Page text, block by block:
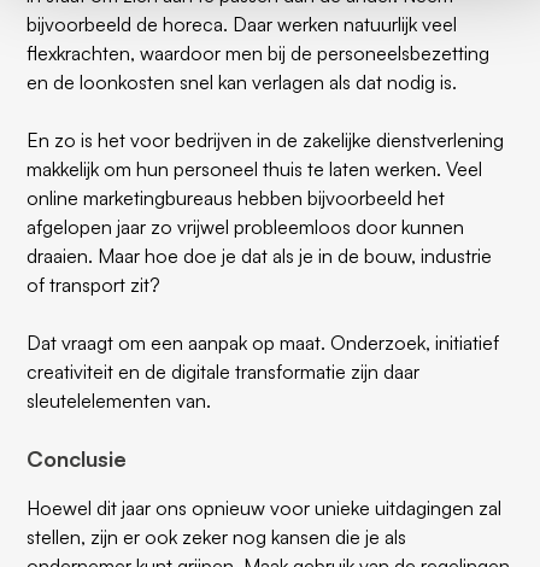
bijvoorbeeld de horeca. Daar werken natuurlijk veel
flexkrachten, waardoor men bij de personeelsbezetting
en de loonkosten snel kan verlagen als dat nodig is.
En zo is het voor bedrijven in de zakelijke dienstverlening
makkelijk om hun personeel thuis te laten werken. Veel
online marketingbureaus hebben bijvoorbeeld het
afgelopen jaar zo vrijwel probleemloos door kunnen
draaien. Maar hoe doe je dat als je in de bouw, industrie
of transport zit?
Dat vraagt om een aanpak op maat. Onderzoek, initiatief
creativiteit en de digitale transformatie zijn daar
sleutelelementen van.
Conclusie
Hoewel dit jaar ons opnieuw voor unieke uitdagingen zal
stellen, zijn er ook zeker nog kansen die je als